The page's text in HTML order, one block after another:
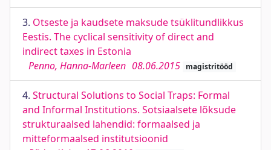
3. Otseste ja kaudsete maksude tsüklitundlikkus
Eestis. The cyclical sensitivity of direct and
indirect taxes in Estonia
Penno, Hanna-Marleen 08.06.2015 magistritööd
4. Structural Solutions to Social Traps: Formal
and Informal Institutions. Sotsiaalsete lõksude
strukturaalsed lahendid: formaalsed ja
mitteformaalsed institutsioonid